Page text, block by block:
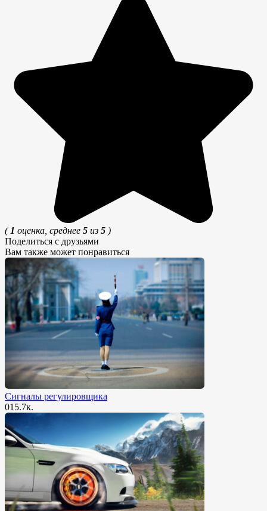
( 1 оценка, среднее 5 из 5 )
Поделиться с друзьями
Вам также может понравиться
Сигналы регулировщика
015.7к.